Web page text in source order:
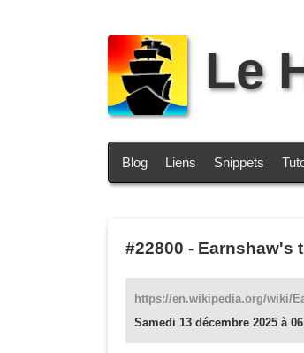
Le
Blog Liens Snippets
#22800 - Earnshaw's
https://en.wikipedia.org/wiki/
Samedi 13 décembre 2025 à